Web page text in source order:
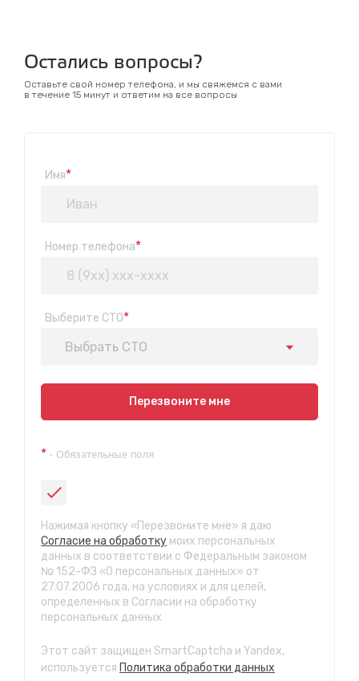
Остались вопросы?
Оставьте свой номер телефона, и мы свяжемся с вами
в течение 15 минут и ответим на все вопросы
Имя*
Номер телефона*
Выберите СТО*
Выбрать СТО
Показать на карте
ул. Пригородная 1/1 (при выезде из города в сторону
СТО "Байкальская"
ул.Байкальская, 58г
с 7.00 до 23.30, без выходных
СТО "Марата"
ул. Рабочего штаба, 96
с 7.00 до 21.30, без выходных
СТО "Ново-Ленино"
ул. Розы Люксембург, 97
Перезвоните мне
* - Обязательные поля
Нажимая кнопку «Перезвоните мне» я даю
Согласие на обработку моих персональных
данных в соответствии с Федеральным законом
№ 152-ФЗ «О персональных данных» от
27.07.2006 года, на условиях и для целей,
определенных в Согласии на обработку
персональных данных
Этот сайт защищен SmartCaptcha и Yandex,
используется Политика обработки данных